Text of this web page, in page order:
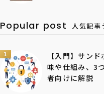
Popular post 人気記事
1
【入門】サン
味や仕組み、3
者向けに解説